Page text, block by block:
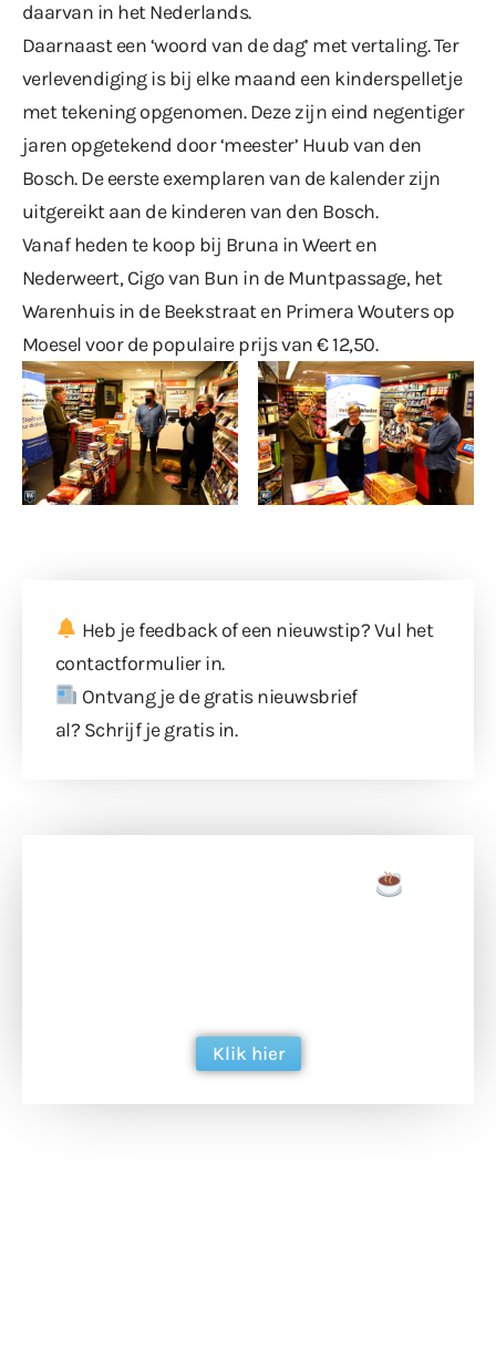
daarvan in het Nederlands.
Daarnaast een ‘woord van de dag’ met vertaling. Ter
verlevendiging is bij elke maand een kinderspelletje
met tekening opgenomen. Deze zijn eind negentiger
jaren opgetekend door ‘meester’ Huub van den
Bosch. De eerste exemplaren van de kalender zijn
uitgereikt aan de kinderen van den Bosch.
Vanaf heden te koop bij Bruna in Weert en
Nederweert, Cigo van Bun in de Muntpassage, het
Warenhuis in de Beekstraat en Primera Wouters op
Moesel voor de populaire prijs van € 12,50.
Heb je feedback of een nieuwstip? Vul het
contactformulierin.
Ontvang je de gratis nieuwsbrief
al? Schrijf je gratis in.
Klik hier